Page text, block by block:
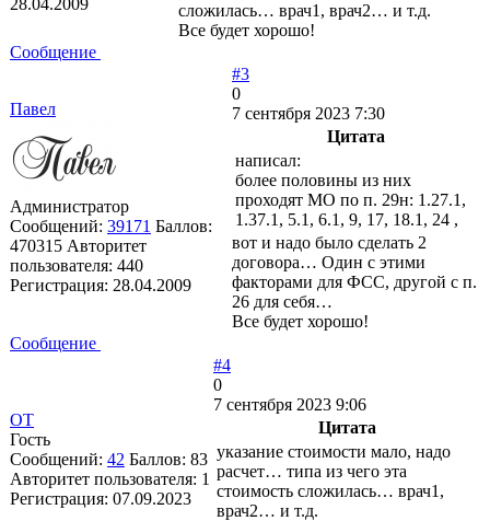
сложилась… врач1, врач2… и т.д.
Все будет хорошо!
Сообщение
Павел
Администратор
Сообщений: 39171 Баллов:
470315 Авторитет
пользователя: 440
Регистрация: 28.04.2009
#3
0
7 сентября 2023 7:30
Цитата
написал:
более половины из них
проходят МО по п. 29н: 1.27.1,
1.37.1, 5.1, 6.1, 9, 17, 18.1, 24 ,
вот и надо было сделать 2
договора… Один с этими
факторами для ФСС, другой с п.
26 для себя…
Все будет хорошо!
Сообщение
ОТ
Гость
Сообщений: 42 Баллов: 83
Авторитет пользователя: 1
Регистрация: 07.09.2023
#4
0
7 сентября 2023 9:06
Цитата
указание стоимости мало, надо
расчет… типа из чего эта
стоимость сложилась… врач1,
врач2… и т.д.